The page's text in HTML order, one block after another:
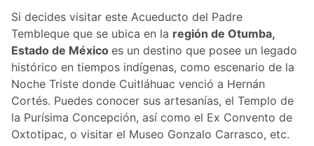
Si decides visitar este Acueducto del Padre
Tembleque que se ubica en la región de Otumba,
Estado de México es un destino que posee un legado
histórico en tiempos indígenas, como escenario de la
Noche Triste donde Cuitláhuac venció a Hernán
Cortés. Puedes conocer sus artesanías, el Templo de
la Purísima Concepción, así como el Ex Convento de
Oxtotipac, o visitar el Museo Gonzalo Carrasco, etc.